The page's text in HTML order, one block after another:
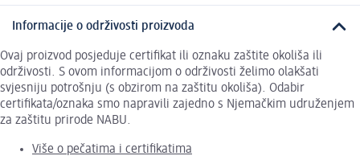
Informacije o održivosti proizvoda
Ovaj proizvod posjeduje certifikat ili oznaku zaštite okoliša ili
održivosti. S ovom informacijom o održivosti želimo olakšati
svjesniju potrošnju (s obzirom na zaštitu okoliša). Odabir
certifikata/oznaka smo napravili zajedno s Njemačkim udruženjem
za zaštitu prirode NABU.
Više o pečatima i certifikatima